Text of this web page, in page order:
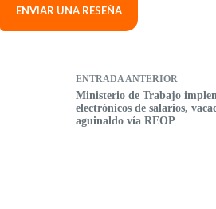
ENVIAR UNA RESEÑA
ENTRADA ANTERIOR
Ministerio de Trabajo
electrónicos de salarios,
aguinaldo vía REOP